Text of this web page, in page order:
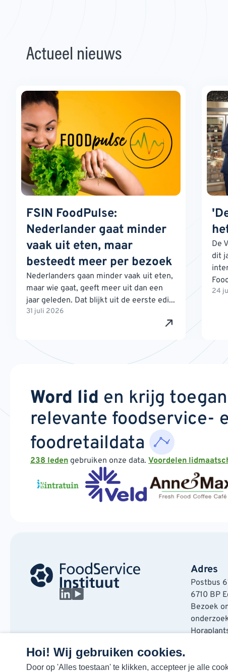
Hoi! Wij gebruiken cookies.
Door op 'Alles toestaan' te klikken, accepteer je alle
Actueel nieuws
FSIN FoodPulse:
Nederlander gaat minder
vaak uit eten, maar
besteedt meer per bezoek
Nederlanders gaan minder vaak uit eten,
maar wie gaat, geeft meer uit dan een
jaar geleden. Dat blijkt uit de eerste edi...
31 juli 2026
De
dit
24
Word lid en krijg
relevante foodservice-
foodretaildata
238 leden gebruiken onze data. Voordelen
Adres
Postbus
6710 BP
Bezoek